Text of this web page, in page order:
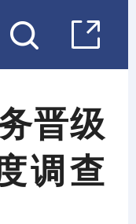
晋级
调查